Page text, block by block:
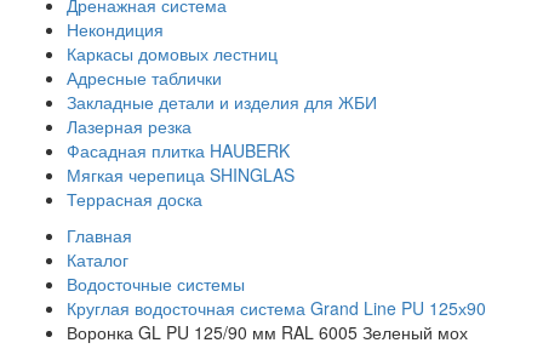
Дренажная система
Некондиция
Каркасы домовых лестниц
Адресные таблички
Закладные детали и изделия для ЖБИ
Лазерная резка
Фасадная плитка HAUBERK
Мягкая черепица SHINGLAS
Террасная доска
Главная
Каталог
Водосточные системы
Круглая водосточная система Grand Line PU 125х90
Воронка GL PU 125/90 мм RAL 6005 Зеленый мох